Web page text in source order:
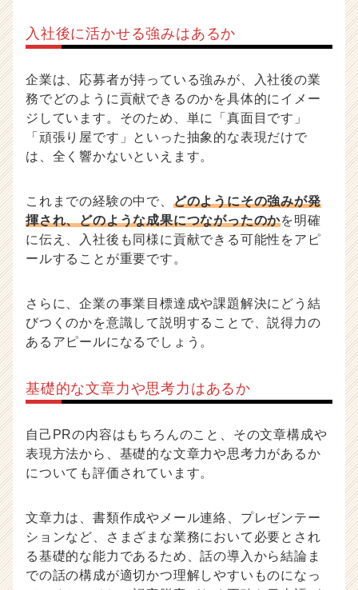
入社後に活かせる強みはあるか
企業は、応募者が持っている強みが、入社後の業
務でどのように貢献できるのかを具体的にイメー
ジしています。そのため、単に「真面目です」
「頑張り屋です」といった抽象的な表現だけで
は、全く響かないといえます。
これまでの経験の中で、 どのようにその強みが発
揮され、どのような成果につながったのかを明確
に伝え、入社後も同様に貢献できる可能性をアピ
ールすることが重要です。
さらに、企業の事業目標達成や課題解決にどう結
びつくのかを意識して説明することで、説得力の
あるアピールになるでしょう。
基礎的な文章力や思考力はあるか
自己PRの内容はもちろんのこと、その文章構成や
表現方法から、基礎的な文章力や思考力があるか
についても評価されています。
文章力は、書類作成やメール連絡、プレゼンテー
ションなど、さまざまな業務において必要とされ
る基礎的な能力であるため、話の導入から結論ま
での話の構成が適切かつ理解しやすいものになっ